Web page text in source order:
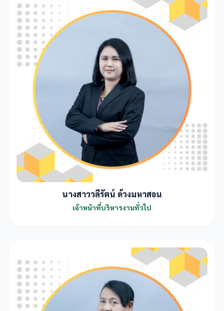
นางสาววลีรัตน์ ด้วงมหาสอน
เจ้าหน้าที่บริหารงานทั่วไป